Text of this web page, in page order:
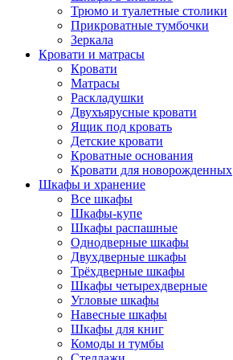
Трюмо и туалетные столики
Прикроватные тумбочки
Зеркала
Кровати и матрасы
Кровати
Матрасы
Раскладушки
Двухъярусные кровати
Ящик под кровать
Детские кровати
Кроватные основания
Кровати для новорожденных
Шкафы и хранение
Все шкафы
Шкафы-купе
Шкафы распашные
Однодверные шкафы
Двухдверные шкафы
Трёхдверные шкафы
Шкафы четырехдверные
Угловые шкафы
Навесные шкафы
Шкафы для книг
Комоды и тумбы